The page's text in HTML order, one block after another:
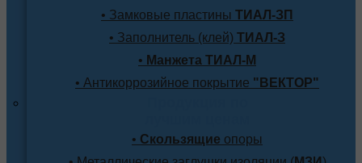
• Замковые пластины ТИАЛ-ЗП
• Заполнитель (клей) ТИАЛ-З
• Манжета ТИАЛ-М
• Антикоррозийное покрытие "ВЕКТОР"
• Скользящие опоры